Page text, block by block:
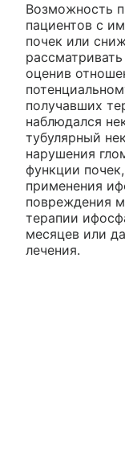
Возможность
пациентов с
почек или
оценив
получавших
наблюдался
тубулярный
нарушения
функции
применения
повреждения
терапии
месяцев или
лечения.